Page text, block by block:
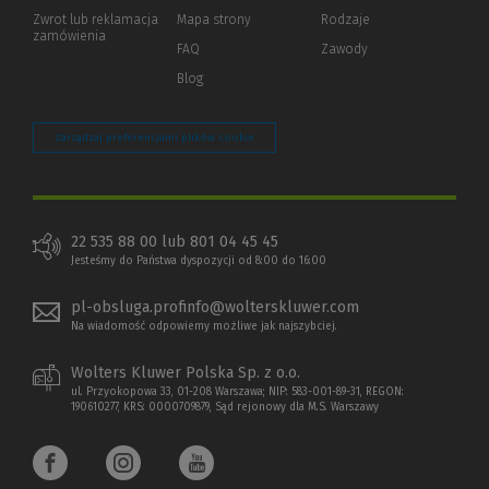
innej
Zwrot lub reklamacja
zamówienia
Mapa strony
FAQ
Blog
Rodzaje
Zawody
Zarządzaj preferencjami plików cookie
22 535 88 00 lub 801 04 45 45
Jesteśmy do Państwa dyspozycji od 8:00 do 16:00
pl-obsluga.profinfo@wolterskluwer.com
Na wiadomość odpowiemy możliwe jak najszybciej.
Wolters Kluwer Polska Sp. z o.o.
ul. Przyokopowa 33, 01-208 Warszawa; NIP: 583-001-89-31, REGON:
190610277, KRS: 0000709879, Sąd rejonowy dla M.S. Warszawy